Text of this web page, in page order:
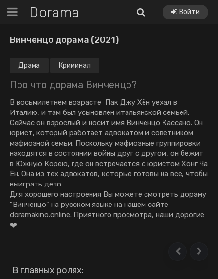
Dorama Войти
Винченцо дорама (2021)
Драма Криминал
Про что дорама Винченцо?
В восьмилетнем возрасте Пак Джу Хён уехал в
Италию, и там был усыновлён итальянской семьёй.
Сейчас он взрослый и носит имя Винченцо Кассано. Он
юрист, который работает адвокатом и советником
мафиозной семьи. Поскольку мафиозные группировки
находятся в состоянии войны друг с другом, он бежит
в Южную Корею, где он встречается с юристом Хонг Ча
Ён. Она из тех адвокатов, которые готовы на все, чтобы
выиграть дело.
Для хорошего настроения Вы можете смотреть дораму
"Винченцо" на русском языке на нашем сайте
doramakino.online. Приятного просмотра, наши дорогие
❤️
В главных ролях: